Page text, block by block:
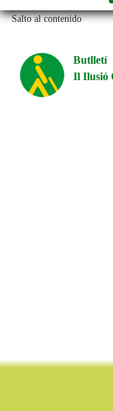
Salto al contenido
Butlletí
Il Ilusió